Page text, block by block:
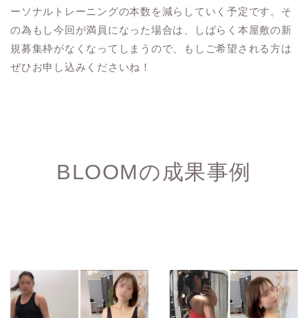
ーソナルトレーニングの本数を減らしていく予定です。そ
の為もし今回が満員になった場合は、しばらく本屋敷の新
規募集枠がなくなってしまうので、もしご希望される方は
ぜひお申し込みくださいね！
BLOOMの成果事例